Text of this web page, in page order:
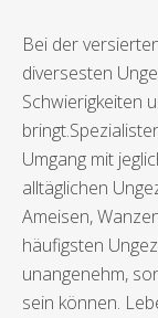
Bei der
diversesten
Schwierigkeiten
Umgang mit
alltäglichen
Ameisen,
häufigsten
unangenehm,
sein können.